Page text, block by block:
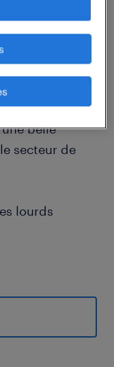
lourds et
en
d'une
Saisissez
belle
secteur de
lourds
l'expérience)